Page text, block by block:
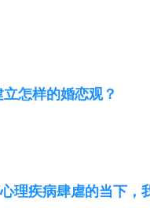
怎样的婚恋观？
理疾病肆虐的当下，